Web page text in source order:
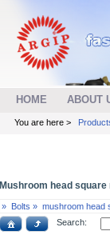
HOME ABOUT
You are here >
Mushroom head
» Bolts » mushroom head
Search: